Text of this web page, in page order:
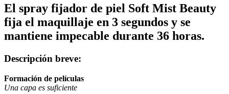
El spray fijador de piel Soft Mist Beauty
fija el maquillaje en 3 segundos y se
mantiene impecable durante 36 horas.
Descripción breve:
Formación de películas
Una capa es suficiente